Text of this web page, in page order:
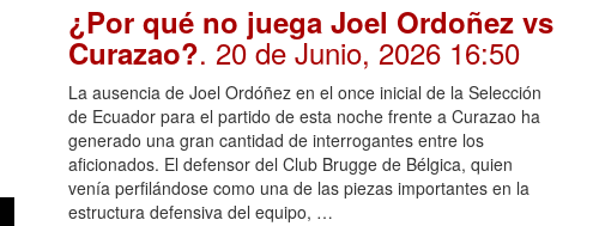
¿Por qué no juega Joel Ordoñez vs
Curazao?. 20 de Junio, 2026 16:50
La ausencia de Joel Ordóñez en el once inicial de la Selección
de Ecuador para el partido de esta noche frente a Curazao ha
generado una gran cantidad de interrogantes entre los
aficionados. El defensor del Club Brugge de Bélgica, quien
venía perfilándose como una de las piezas importantes en la
estructura defensiva del equipo, …